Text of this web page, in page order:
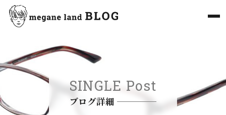
SINGLE Post
ブログ詳細